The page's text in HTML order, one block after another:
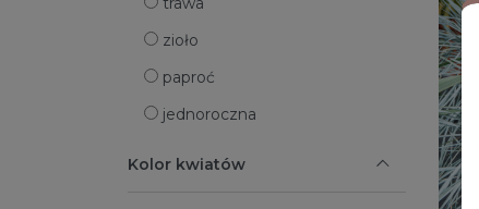
zioło
paproć
jednoroczna
Kolor kwiatów